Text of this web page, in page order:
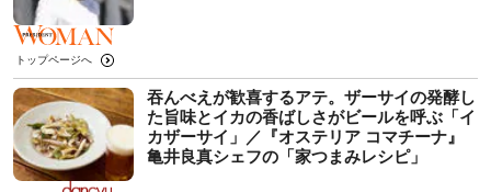
トップページへ
吞んべえが歓喜するアテ。ザーサイの発酵し
た旨味とイカの香ばしさがビールを呼ぶ「イ
カザーサイ」／『オステリア コマチーナ』
⻲井良真シェフの「家つまみレシピ」